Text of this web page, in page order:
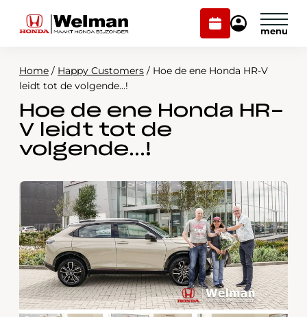
Plan
onderhoud
Mijn
Modellen
Voorraad
Onderhoud en service
Over ons
Webshop
Contact
Plan onderhoud
Mijn Honda Welman
Home / Happy Customers / Hoe de ene Honda HR-V
leidt tot de volgende…!
Hoe de ene Honda HR-
V leidt tot de
volgende…!